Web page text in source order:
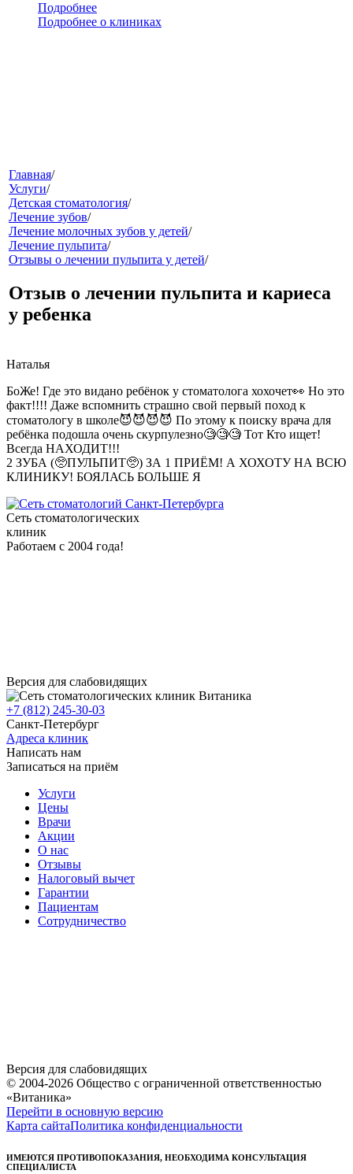
Подробнее
Подробнее о клиниках
меню
звонок
клиники
Главная/
Услуги/
Детская стоматология/
Лечение зубов/
Лечение молочных зубов у детей/
Лечение пульпита/
Отзывы о лечении пульпита у детей/
Отзыв о лечении пульпита и кариеса
у ребенка
Наталья
БоЖе! Где это видано ребёнок у стоматолога хохочет👀 Но это
факт!!!! Даже вспомнить страшно свой первый поход к
стоматологу в школе😈😈😈😈 По этому к поиску врача для
ребёнка подошла очень скурпулезно🧐🧐🧐 Тот Кто ищет!
Всегда НАХОДИТ!!!
2 ЗУБА (🥺ПУЛЬПИТ🥺) ЗА 1 ПРИЁМ! А ХОХОТУ НА ВСЮ
КЛИНИКУ! БОЯЛАСЬ БОЛЬШЕ Я
Сеть стоматологических
клиник
Работаем с 2004 года!
Версия для слабовидящих
+7 (812) 245-30-03
Санкт-Петербург
Адреса клиник
Написать нам
Записаться на приём
Услуги
Цены
Врачи
Акции
О нас
Отзывы
Налоговый вычет
Гарантии
Пациентам
Сотрудничество
Версия для слабовидящих
© 2004-2026 Общество с ограниченной ответственностью
«Витаника»
Перейти в основную версию
Карта сайтаПолитика конфиденциальности
ИМЕЮТСЯ ПРОТИВОПОКАЗАНИЯ, НЕОБХОДИМА КОНСУЛЬТАЦИЯ
СПЕЦИАЛИСТА